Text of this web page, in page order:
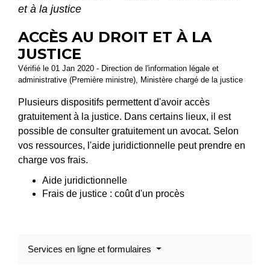
et à la justice
ACCÈS AU DROIT ET À LA
JUSTICE
Vérifié le 01 Jan 2020 - Direction de l'information légale et
administrative (Première ministre), Ministère chargé de la justice
Plusieurs dispositifs permettent d'avoir accès
gratuitement à la justice. Dans certains lieux, il est
possible de consulter gratuitement un avocat. Selon
vos ressources, l'aide juridictionnelle peut prendre en
charge vos frais.
Aide juridictionnelle
Frais de justice : coût d'un procès
Services en ligne et formulaires